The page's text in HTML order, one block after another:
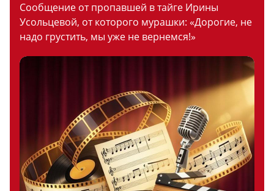
Сообщение от пропавшей в тайге Ирины
Усольцевой, от которого мурашки: «Дорогие, не
надо грустить, мы уже не вернемся!»